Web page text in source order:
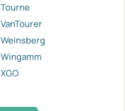
Tourne
VanTourer
Weinsberg
Wingamm
XGO